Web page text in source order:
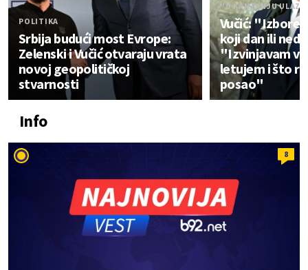
POLITIKA
Srbija budući most Evrope:
Zelenski i Vučić otvaraju vrata
novoj geopolitičkoj
stvarnosti
"U KAMPANJU
Vučić: "Izbore
koji dan ili
"Izvinjavam
letujem i što
posao"
Info
8